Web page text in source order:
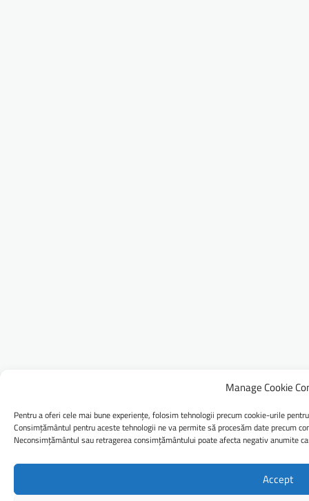
Manage Cookie
Pentru a oferi cele mai bune experiențe, folosim tehnologii precum cookie-urile
Consimțământul pentru aceste tehnologii ne va permite să procesăm date precum
Neconsimțământul sau retragerea consimțământului poate afecta negativ anumite
Accept